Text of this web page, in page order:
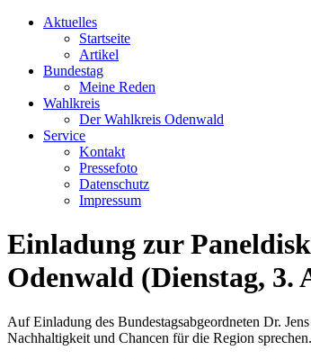
Aktuelles
Startseite
Artikel
Bundestag
Meine Reden
Wahlkreis
Der Wahlkreis Odenwald
Service
Kontakt
Pressefoto
Datenschutz
Impressum
Einladung zur
Odenwald (Dienstag, 3.
Auf Einladung des Bundestagsabgeordneten Dr.
Nachhaltigkeit und Chancen für die Region sprechen.